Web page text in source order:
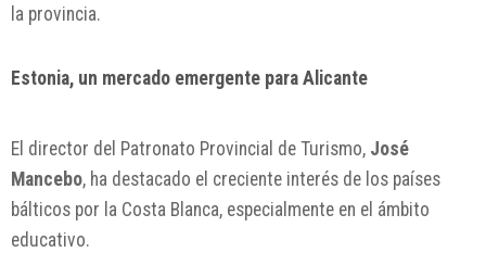
la provincia.
Estonia, un mercado emergente para Alicante
El director del Patronato Provincial de Turismo, José
Mancebo, ha destacado el creciente interés de los países
bálticos por la Costa Blanca, especialmente en el ámbito
educativo.